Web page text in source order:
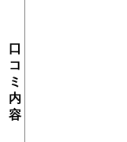
口
コ
ミ
内
容